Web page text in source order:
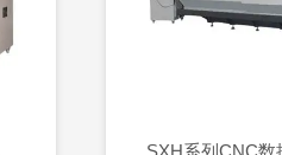
SXH系列CNC数